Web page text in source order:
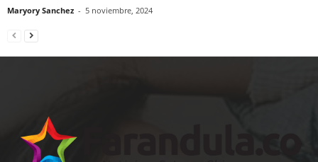
Maryory Sanchez - 5 noviembre, 2024